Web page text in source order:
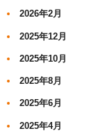
2026年2月
2025年12月
2025年10月
2025年8月
2025年6月
2025年4月